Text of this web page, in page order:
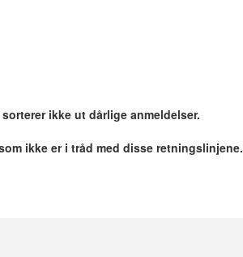
ikke ut dårlige anmeldelser.
ikke er i tråd med disse retningslinjene.